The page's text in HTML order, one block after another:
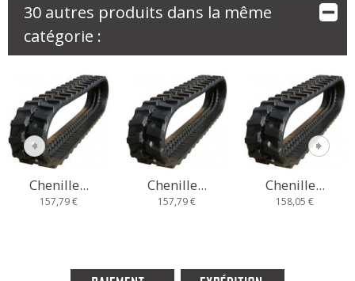
30 autres produits dans la même
catégorie :
Chenille...
157,79 €
Chenille...
157,79 €
Chenille...
158,05 €